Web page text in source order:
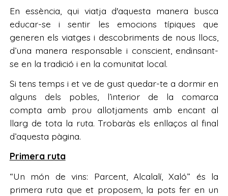
En essència, qui viatja d'aquesta manera busca
educar-se i sentir les emocions típiques que
generen els viatges i descobriments de nous llocs,
d’una manera responsable i conscient, endinsant-
se en la tradició i en la comunitat local.
Si tens temps i et ve de gust quedar-te a dormir en
alguns dels pobles, l’interior de la comarca
compta amb prou allotjaments amb encant al
llarg de tota la ruta. Trobaràs els enllaços al final
d’aquesta pàgina.
Primera ruta
“Un món de vins: Parcent, Alcalalí, Xaló” és la
primera ruta que et proposem, la pots fer en un